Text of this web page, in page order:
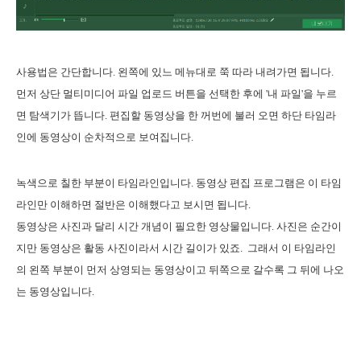
사용법은 간단합니다. 왼쪽에 있느 메뉴대로 쭉 따라 내려가면 됩니다.
먼저 상단 멀티미디어 파일 업로드 버튼을 선택한 후에 '내 파일'을 누르
면 탐색기가 뜹니다. 편집할 동영상을 한 꺼번에 불러 오면 하단 타임라
인에 동영상이 순차적으로 보여집니다.
녹색으로 칠한 부분이 타임라인입니다. 동영상 편집 프로그램은 이 타임
라인만 이해하면 절반은 이해했다고 보시면 됩니다.
동영상은 사진과 달리 시간 개념이 필요한 영상물입니다. 사진은 순간이
지만 동영상은 활동 사진이라서 시간 길이가 있죠. 그래서 이 타임라인
의 왼쪽 부분이 먼저 상영되는 동영상이고 뒤쪽으로 갈수록 그 뒤에 나오
는 동영상입니다.